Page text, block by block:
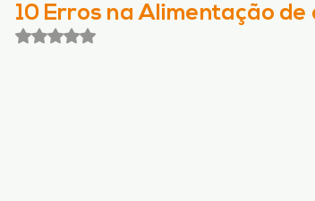
10 Erros na Alimentação
Avaliado com NaN de 5 estrelas.